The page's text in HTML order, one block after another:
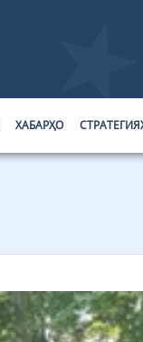
ХАБАРҲО